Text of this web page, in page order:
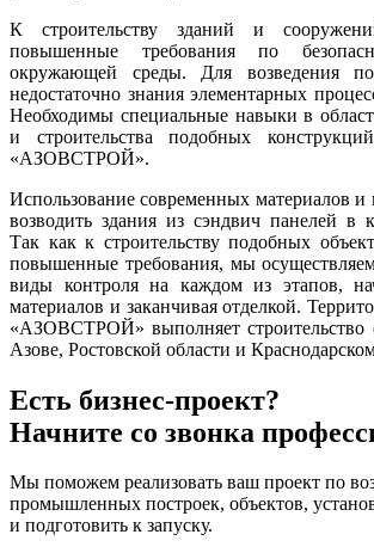
К строительству зданий и
повышенные требования по
окружающей среды. Для возведения
недостаточно знания элементарных
Необходимы специальные навыки в
и строительства подобных
«АЗОВСТРОЙ».
Использование современных материалов и
возводить здания из сэндвич панелей в
Так как к строительству подобных
повышенные требования, мы
виды контроля на каждом из этапов,
материалов и заканчивая отделкой.
«АЗОВСТРОЙ» выполняет строительство
Азове, Ростовской области и
Есть бизнес-проект?
Начните со звонка
Мы поможем реализовать ваш проект по
промышленных построек, объектов,
и подготовить к запуску.